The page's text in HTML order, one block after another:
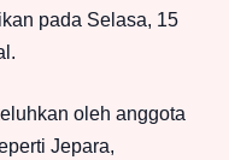
pada Selasa, 15
oleh anggota
Jepara,